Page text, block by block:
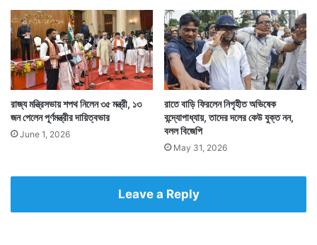
রাজ্য মন্ত্রিসভায় শপথ নিলেন ৩৫ মন্ত্রী, ১৩
জন পেলেন পূর্ণমন্ত্রীর দায়িত্বভার
June 1, 2026
রাতে বাড়ি ফিরলেন নিগৃহীত অভিষেক
বন্দ্যোপাধ্যায়, তাদের দলের কেউ যুক্ত নন,
বলল বিজেপি
May 31, 2026
Leave a Reply